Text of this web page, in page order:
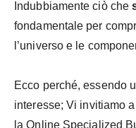
Indubbiamente ciò che
fondamentale per
l’universo e le
Ecco perché, essendo
interesse; Vi invitiamo
la Online Specialized